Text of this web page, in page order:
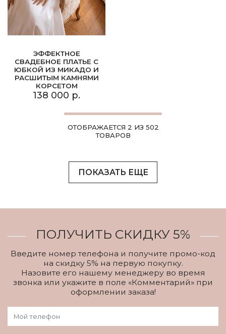
ЭФФЕКТНОЕ
СВАДЕБНОЕ ПЛАТЬЕ С
ЮБКОЙ ИЗ МИКАДО И
РАСШИТЫМ КАМНЯМИ
КОРСЕТОМ
138 000 р.
ОТОБРАЖАЕТСЯ 2 ИЗ 502
ТОВАРОВ
ПОКАЗАТЬ ЕЩЕ
ПОЛУЧИТЬ СКИДКУ 5%
Введите номер телефона и получите промо-код
на скидку 5% на первую покупку.
Назовите его нашему менеджеру во время
звонка или укажите в поле «Комментарий» при
оформлении заказа!